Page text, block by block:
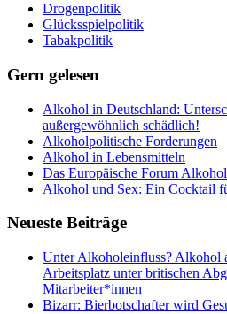
Drogenpolitik
Glücksspielpolitik
Tabakpolitik
Gern gelesen
Alkohol in Deutschland:
außergewöhnlich schädlich!
Alkoholpolitische Forderungen
Alkohol in Lebensmitteln
Das Europäische Forum
Alkohol und Sex: Ein Cocktail
Neueste Beiträge
Unter Alkoholeinfluss? Alkohol
Arbeitsplatz unter britischen
Mitarbeiter*innen
Bizarr: Bierbotschafter wird